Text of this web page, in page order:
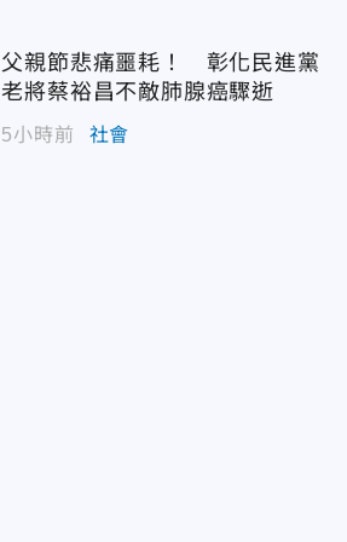
父親節悲痛噩耗！ 彰化民進黨
老將蔡裕昌不敵肺腺癌驟逝
5小時前 社會